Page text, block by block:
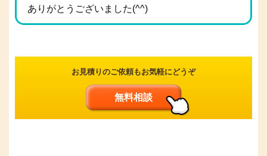
ありがとうございました(^^)
お見積りのご依頼もお気軽にどうぞ
無料相談